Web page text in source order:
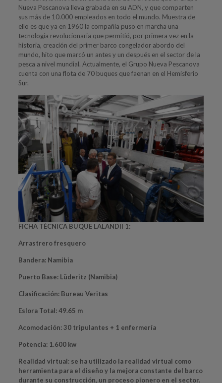
Nueva Pescanova lleva grabada en su ADN, y que comparten
sus más de 10.000 empleados en todo el mundo. Muestra de
ello es que ya en 1960 la compañía puso en marcha una
tecnología revolucionaria que permitió, por primera vez en la
historia, creación del primer barco congelador abordo del
mundo, hito que marcó un antes y un después en el sector de la
pesca a nivel mundial. Actualmente, el Grupo Nueva Pescanova
cuenta con una flota de 70 buques que faenan en el Hemisferio
Sur.
FICHA TÉCNICA BUQUE LALANDII 1:
Arrastrero fresquero
Bandera: Namibia
Puerto Base: Lüderitz (Namibia)
Clasificación: Bureau Veritas
Eslora Total: 49.65 m
Acomodación: 30 tripulantes + 1 enfermería
Potencia: 1.600 kw
Realidad virtual: se ha utilizado la realidad virtual como
herramienta para el diseño y la mejora constante del barco
durante su construcción, un proceso pionero en el sector.